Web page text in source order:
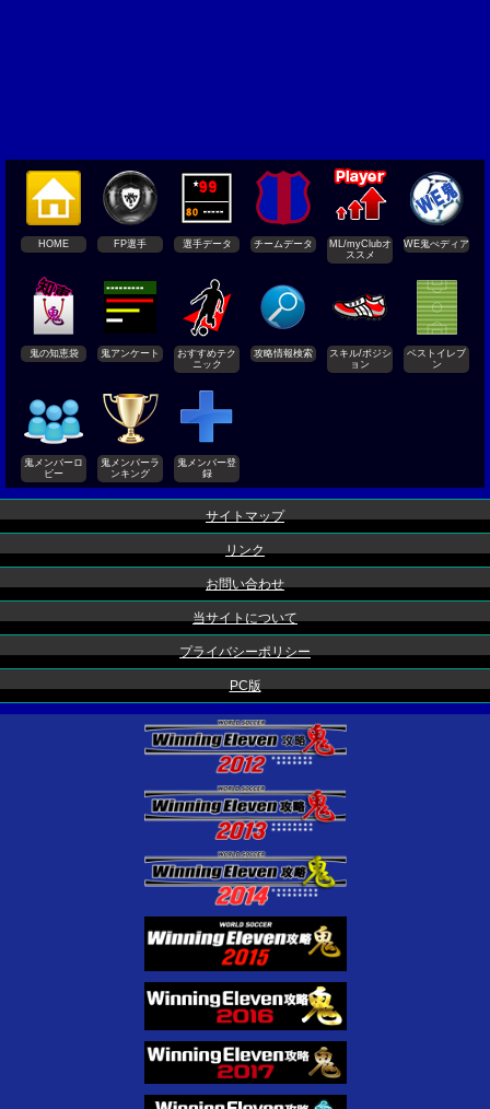
HOME FP選手 選手データ チームデータ
ML/myClubオ
ススメ
WE鬼ぺディア
鬼の知恵袋 鬼アンケート
おすすめテク
ニック
攻略情報検索
スキル/ポジシ
ョン
ベストイレブ
ン
鬼メンバーロ
ビー
鬼メンバーラ
ンキング
鬼メンバー登
録
サイトマップ
リンク
お問い合わせ
当サイトについて
プライバシーポリシー
PC版